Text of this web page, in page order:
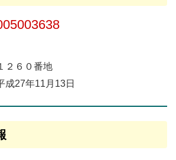
２６０番地
成27年11月13日